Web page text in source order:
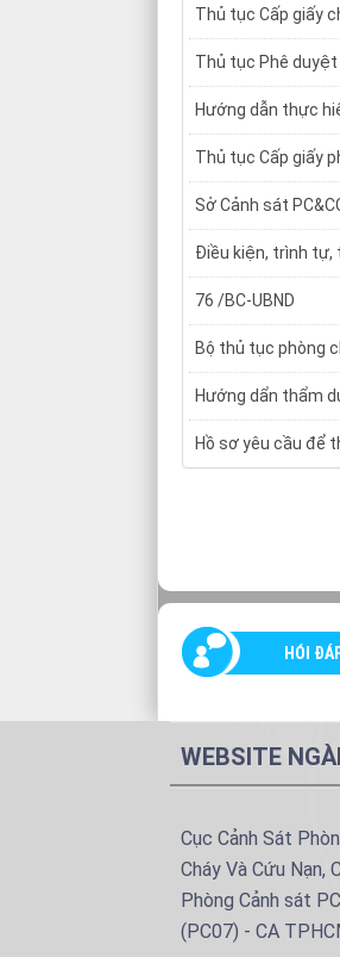
Thủ tục Cấp giấy
Thủ tục Phê duyệt
Hướng dẫn thực
Thủ tục Cấp giấy
Sở Cảnh sát PC&CC
Điều kiện, trình tự,
76 /BC-UBND
Bộ thủ tục phòng
Hướng dẩn thẩm
Hồ sơ yêu cầu để
HÓI
WEBSITE
Cục Cảnh Sát
Cháy Và Cứu Nạn,
Phòng Cảnh sát
(PC07) - CA